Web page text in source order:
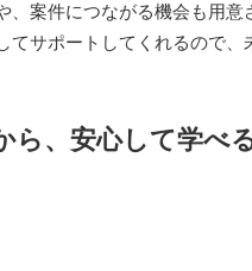
、案件につながる機会も用意
サポートしてくれるので、
ら、安心して学べ